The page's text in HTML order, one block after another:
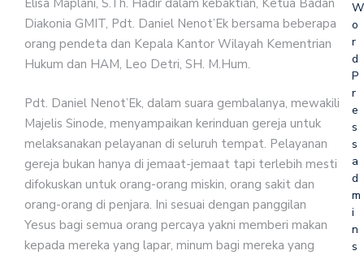
Elisa Maplani, S.Th. Hadir dalam kebaktian, Ketua Badan
Diakonia GMIT, Pdt. Daniel Nenot’Ek bersama beberapa
orang pendeta dan Kepala Kantor Wilayah Kementrian
Hukum dan HAM, Leo Detri, SH. M.Hum.
Pdt. Daniel Nenot’Ek, dalam suara gembalanya, mewakili
Majelis Sinode, menyampaikan kerinduan gereja untuk
melaksanakan pelayanan di seluruh tempat. Pelayanan
gereja bukan hanya di jemaat-jemaat tapi terlebih mesti
difokuskan untuk orang-orang miskin, orang sakit dan
orang-orang di penjara. Ini sesuai dengan panggilan
Yesus bagi semua orang percaya yakni memberi makan
kepada mereka yang lapar, minum bagi mereka yang
W
o
r
d
P
r
e
s
s
a
d
m
i
n
s